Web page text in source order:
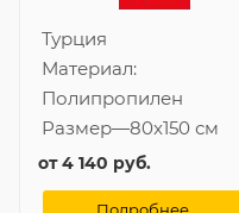
Турция
Материал:
Полипропилен
Размер—80x150 см
от4 140 руб.
Подробнее